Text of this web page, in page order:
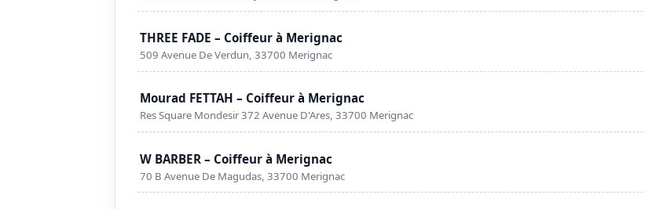
THREE FADE – Coiffeur à Merignac
509 Avenue De Verdun, 33700 Merignac
Mourad FETTAH – Coiffeur à Merignac
Res Square Mondesir 372 Avenue D'Ares, 33700 Merignac
W BARBER – Coiffeur à Merignac
70 B Avenue De Magudas, 33700 Merignac